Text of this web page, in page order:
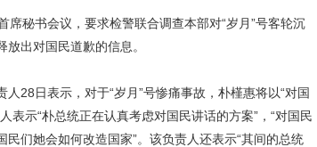
秘书会议，要求检警联合调查本部对“岁月”号客轮沉
出对国民道歉的信息。
日表示，对于“岁月”号惨痛事故，朴槿惠将以“对国
表示“朴总统正在认真考虑对国民讲话的方案”，“对国民
们她会如何改造国家”。该负责人还表示“其间的总统